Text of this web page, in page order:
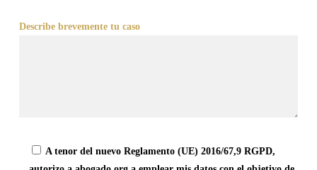
Describe brevemente tu caso
A tenor del nuevo Reglamento (UE) 2016/67,9 RGPD,